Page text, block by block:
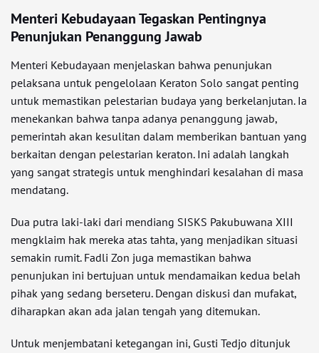
Menteri Kebudayaan Tegaskan Pentingnya
Penunjukan Penanggung Jawab
Menteri Kebudayaan menjelaskan bahwa penunjukan
pelaksana untuk pengelolaan Keraton Solo sangat penting
untuk memastikan pelestarian budaya yang berkelanjutan. Ia
menekankan bahwa tanpa adanya penanggung jawab,
pemerintah akan kesulitan dalam memberikan bantuan yang
berkaitan dengan pelestarian keraton. Ini adalah langkah
yang sangat strategis untuk menghindari kesalahan di masa
mendatang.
Dua putra laki-laki dari mendiang SISKS Pakubuwana XIII
mengklaim hak mereka atas tahta, yang menjadikan situasi
semakin rumit. Fadli Zon juga memastikan bahwa
penunjukan ini bertujuan untuk mendamaikan kedua belah
pihak yang sedang berseteru. Dengan diskusi dan mufakat,
diharapkan akan ada jalan tengah yang ditemukan.
Untuk menjembatani ketegangan ini, Gusti Tedjo ditunjuk